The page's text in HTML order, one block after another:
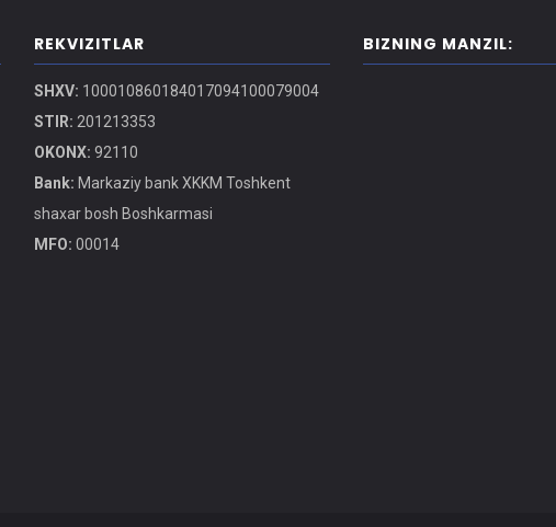
REKVIZITLAR
SHXV: 100010860184017094100079004
STIR: 201213353
OKONX: 92110
Bank: Markaziy bank XKKM Toshkent
shaxar bosh Boshkarmasi
MFO: 00014
BIZNING MANZIL: